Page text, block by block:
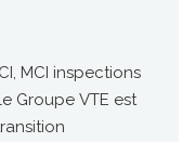
MCI inspections
Groupe VTE est